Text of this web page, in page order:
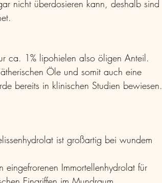
nicht überdosieren kann, deshalb sind
ca. 1% lipohielen also öligen Anteil.
Öle und somit auch eine
bereits in klinischen Studien bewiesen.
ist großartig bei wundem
eingefrorenen Immortellenhydrolat für